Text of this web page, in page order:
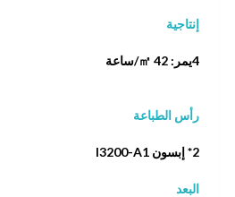
إنتاجية
4يمر: 42 ㎡/ساعة
رأس الطباعة
2* إبسون I3200-A1
البعد